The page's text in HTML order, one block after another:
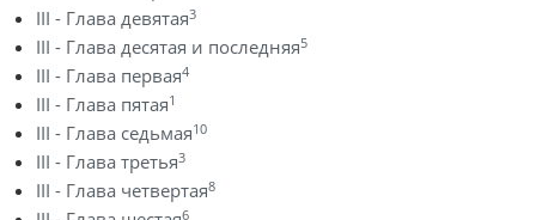
III - Глава девятая3
III - Глава десятая и последняя5
III - Глава первая4
III - Глава пятая1
III - Глава седьмая10
III - Глава третья3
III - Глава четвертая8
6